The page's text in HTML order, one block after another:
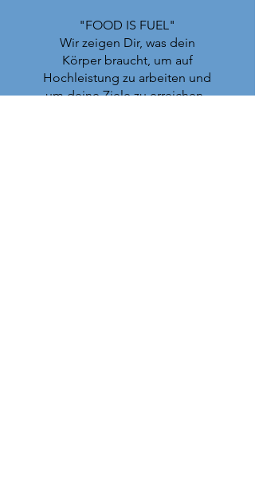
"FOOD IS FUEL"
Wir zeigen Dir, was dein
Körper braucht, um auf
Hochleistung zu arbeiten und
um deine Ziele zu erreichen.